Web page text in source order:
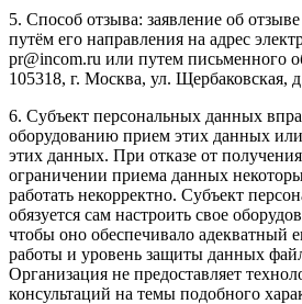
5. Способ отзыва: заявление об
путём его направления на адрес
pr@incom.ru или путем письменного
105318, г. Москва, ул. Щербаковская,
6. Субъект персональных данных
оборудованию прием этих данных
этих данных. При отказе от
ограничении приема данных
работать некорректно. Субъект
обязуется сам настроить свое
чтобы оно обеспечивало адекватный
работы и уровень защиты данных
Организация не предоставляет
консультаций на темы подобного